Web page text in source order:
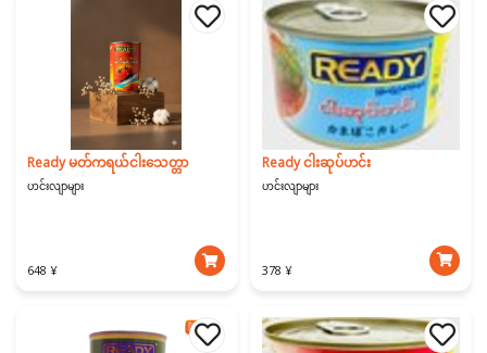
Ready မတ်ကရယ်ငါးသေတ္တာ
ဟင်းလျာများ
648 ¥
Ready ငါးဆုပ်ဟင်း
ဟင်းလျာများ
378 ¥